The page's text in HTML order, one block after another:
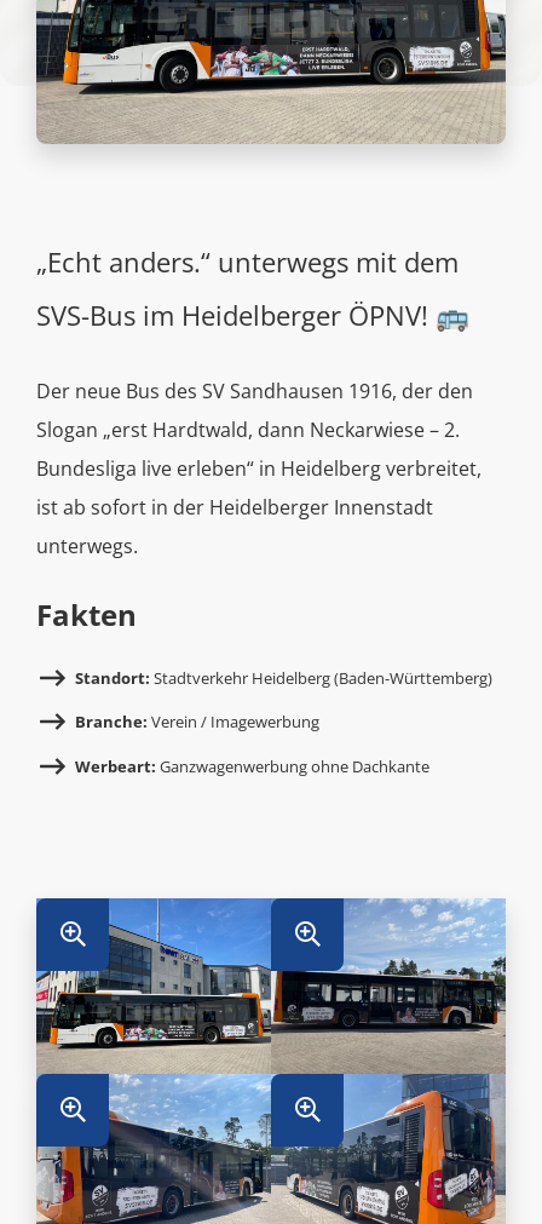
„Echt anders.“ unterwegs mit dem
SVS-Bus im Heidelberger ÖPNV! 🚌
Der neue Bus des SV Sandhausen 1916, der den
Slogan „erst Hardtwald, dann Neckarwiese – 2.
Bundesliga live erleben“ in Heidelberg verbreitet,
ist ab sofort in der Heidelberger Innenstadt
unterwegs.
Fakten
Standort: Stadtverkehr Heidelberg (Baden-Württemberg)
Branche: Verein / Imagewerbung
Werbeart: Ganzwagenwerbung ohne Dachkante